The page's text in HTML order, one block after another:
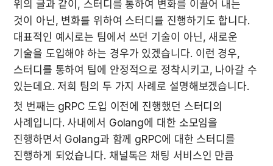
위의 글과 같이, 스터디를 통하여 변화를 이끌어 내는
것이 아닌, 변화를 위하여 스터디를 진행하기도 합니다.
대표적인 예시로는 팀에서 쓰던 기술이 아닌, 새로운
기술을 도입해야 하는 경우가 있겠습니다. 이런 경우,
스터디를 통하여 팀에 안정적으로 정착시키고, 나아갈 수
있는데요. 저희 팀의 두 가지 사례로 설명해보겠습니다.
첫 번째는 gRPC 도입 이전에 진행했던 스터디의
사례입니다. 사내에서 Golang에 대한 소모임을
진행하면서 Golang과 함께 gRPC에 대한 스터디를
진행하게 되었습니다. 채널톡은 채팅 서비스인 만큼